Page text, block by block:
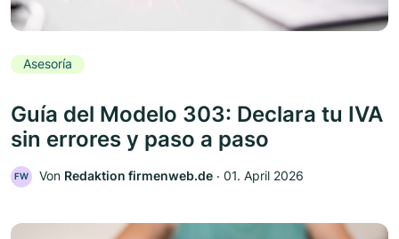
Asesoría
Guía del Modelo 303: Declara tu IVA
sin errores y paso a paso
FW Von Redaktion firmenweb.de ‧ 01. April 2026